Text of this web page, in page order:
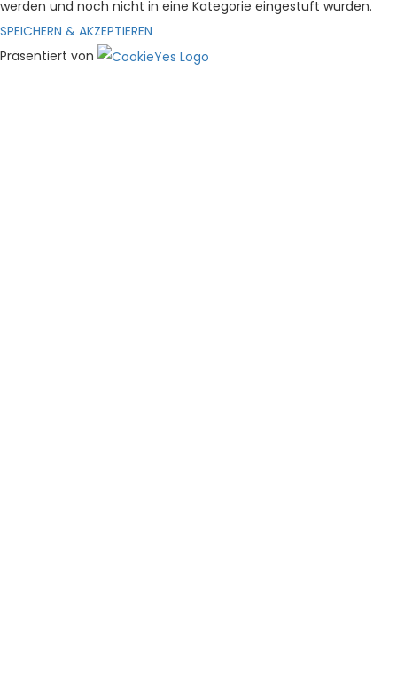
werden und noch nicht in eine Kategorie eingestuft wurden.
SPEICHERN & AKZEPTIEREN
Präsentiert von